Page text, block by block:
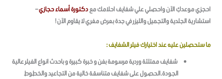
احجزي موعدكِ الآن واحصلي علي شفايف احلامك معدكتورة أسماء حجازي–
استشارية الجلدية والتجميل والليزر في جدة بعرض مغري لا يقاوم الآن !
ما ستحصلين عليه عند اختيارك فيلر الشفايف :
شفايف ممتلئة وردية مرسومة بفن و خبرة كبيرة و باحدث انواع الفيلر عالية
الجودة.الحصول على شفايف متناسقة خالية من التجاعيد والخطوط